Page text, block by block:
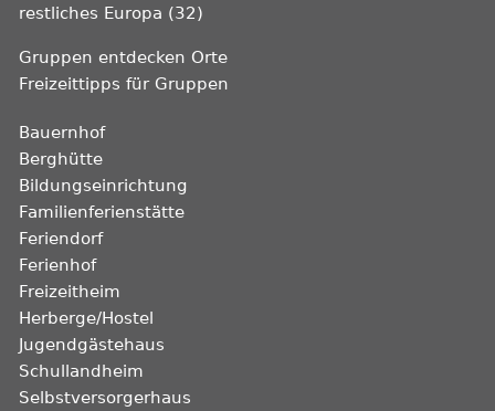
restliches Europa (32)
Gruppen entdecken Orte
Freizeittipps für Gruppen
Bauernhof
Berghütte
Bildungseinrichtung
Familienferienstätte
Feriendorf
Ferienhof
Freizeitheim
Herberge/Hostel
Jugendgästehaus
Schullandheim
Selbstversorgerhaus